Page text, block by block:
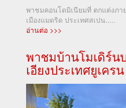
พาชมคอนโดมิเนียมที่ ตกแต่งภา
เมืองแมดริด ประเทศสเปน.....
อ่านต่อ >>>
พาชมบ้านโมเดิร์
เอียงประเทศยูเครน